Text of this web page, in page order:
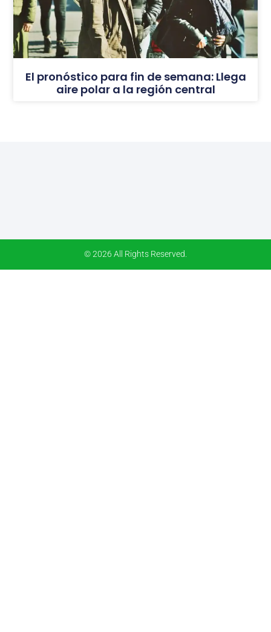
El pronóstico para fin de semana: Llega
aire polar a la región central
© 2026 All Rights Reserved.